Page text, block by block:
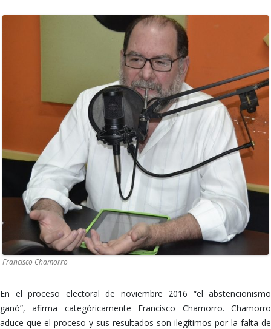
Francisco Chamorro
En el proceso electoral de noviembre 2016 “el abstencionismo
ganó”, afirma categóricamente Francisco Chamorro. Chamorro
aduce que el proceso y sus resultados son ilegítimos por la falta de